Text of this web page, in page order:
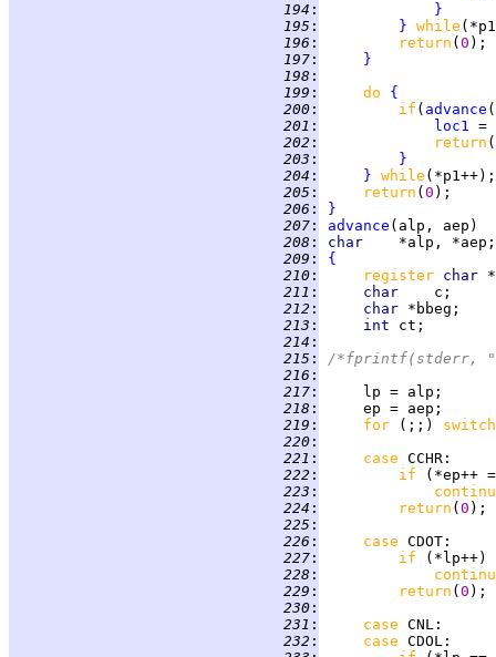
194 :
}
195 : } while
196 : return ( 0
197 :
}
198 :
199 : do {
200 : if ( advance
201 :
loc1
202 : return (
203 :
}
204 : } while
205 : return ( 0
206 :
}
207 : advance
208 :
char
209 :
{
210 : register char
211 : char
212 : char
213 : int
214 :
215 :
216 :
217 :
218 :
219 : for (;;)
220 :
221 : case CCHR
222 :
if
223 :
224 : return ( 0
225 :
226 : case CDOT
227 : if
228 :
229 : return ( 0
230 :
231 : case CNL
232 : case CDOL